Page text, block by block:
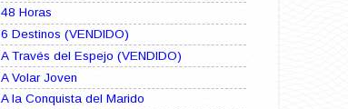
48 Horas
6 Destinos (VENDIDO)
A Través del Espejo (VENDIDO)
A Volar Joven
A la Conquista del Marido